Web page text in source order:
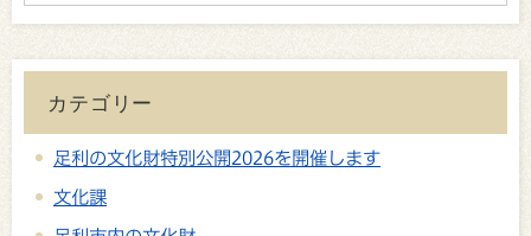
カテゴリー
足利の文化財特別公開2026を開催します
文化課